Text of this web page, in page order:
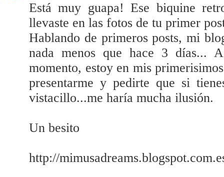
Está muy guapa! Ese biquine
llevaste en las fotos de tu primer
Hablando de primeros posts, mi
nada menos que hace 3 días...
momento, estoy en mis
presentarme y pedirte que si
vistacillo...me haría mucha ilusión.
Un besito
http://